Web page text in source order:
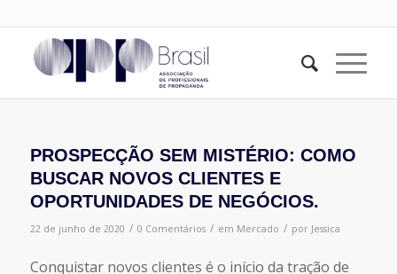
PROSPECÇÃO SEM MISTÉRIO: COMO
BUSCAR NOVOS CLIENTES E
OPORTUNIDADES DE NEGÓCIOS.
22 de junho de 2020 / 0 Comentários / em Mercado / por Jessica
Conquistar novos clientes é o início da tração de